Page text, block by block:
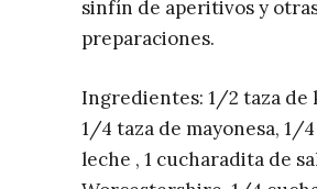
sinfín de aperitivos y
preparaciones.
Ingredientes: 1/2 taza de
1/4 taza de mayonesa, 1/
leche , 1 cucharadita de